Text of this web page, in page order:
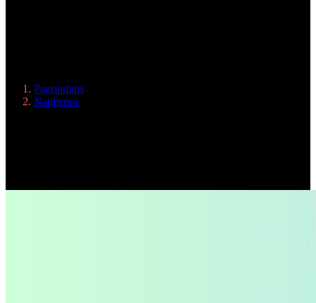
Pagrindinis
Naujienos